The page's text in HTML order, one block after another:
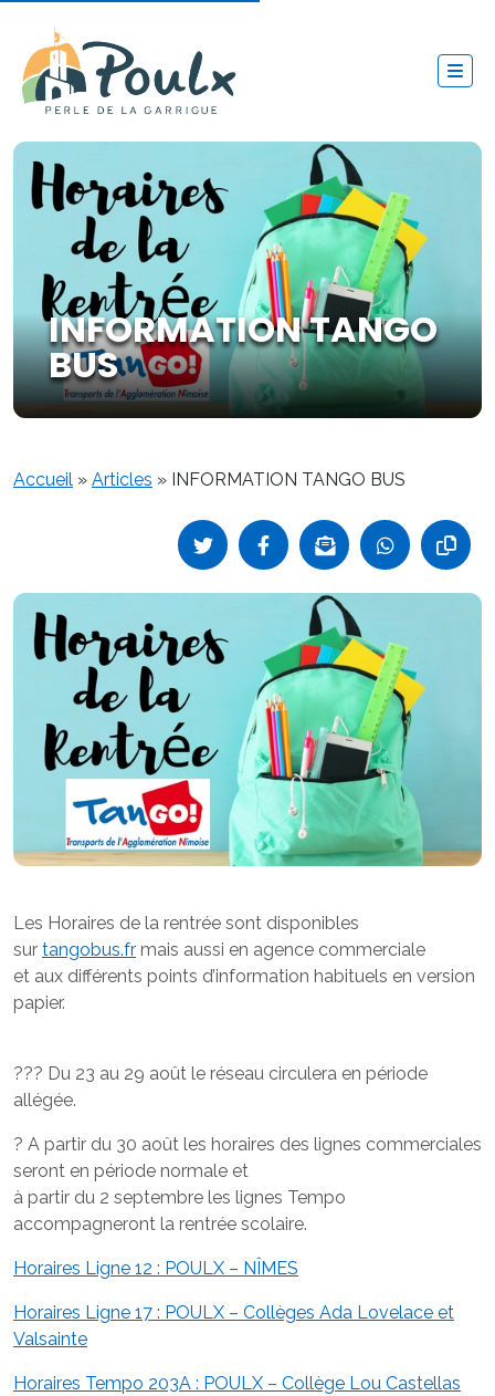
INFORMATION TANGO
BUS
Accueil » Articles » INFORMATION TANGO BUS
Les Horaires de la rentrée sont disponibles
sur tangobus.fr mais aussi en agence commerciale
et aux différents points d’information habituels en version
papier.
??? Du 23 au 29 août le réseau circulera en période
allégée.
? A partir du 30 août les horaires des lignes commerciales
seront en période normale et
à partir du 2 septembre les lignes Tempo
accompagneront la rentrée scolaire.
Horaires Ligne 12 : POULX – NÎMES
Horaires Ligne 17 : POULX – Collèges Ada Lovelace et
Valsainte
Horaires Tempo 203A : POULX – Collège Lou Castellas